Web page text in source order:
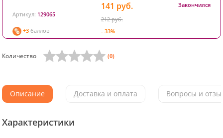
Артикул: 129065
+3 баллов
141 руб.
212 руб.
- 33%
Закончился
Количество (0)
Описание Доставка и оплата Вопросы и
Характеристики